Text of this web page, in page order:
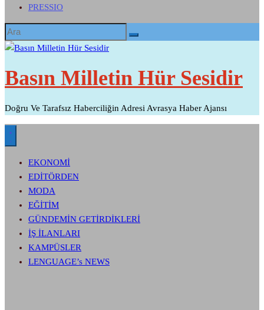
PRESSIO
Basın Milletin Hür Sesidir
Doğru Ve Tarafsız Haberciliğin Adresi Avrasya Haber Ajansı
EKONOMİ
EDİTÖRDEN
MODA
EĞİTİM
GÜNDEMİN GETİRDİKLERİ
İŞ İLANLARI
KAMPÜSLER
LENGUAGE’s NEWS